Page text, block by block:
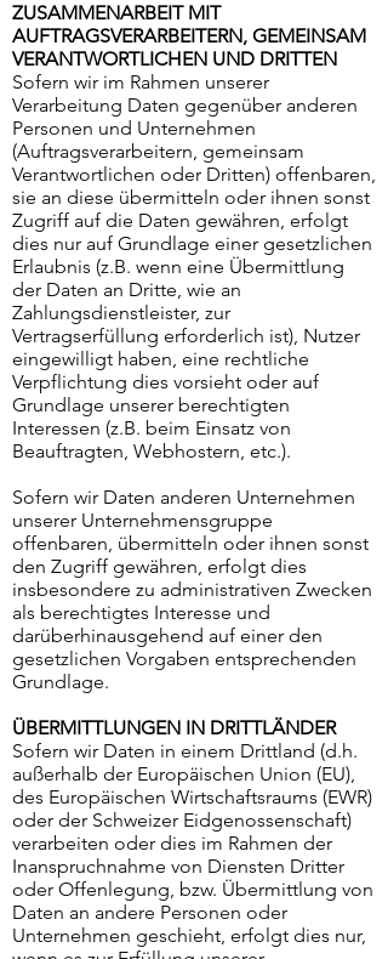
ZUSAMMENARBEIT MIT
AUFTRAGSVERARBEITERN, GEMEINSAM
VERANTWORTLICHEN UND DRITTEN
Sofern wir im Rahmen unserer
Verarbeitung Daten gegenüber anderen
Personen und Unternehmen
(Auftragsverarbeitern, gemeinsam
Verantwortlichen oder Dritten) offenbaren,
sie an diese übermitteln oder ihnen sonst
Zugriff auf die Daten gewähren, erfolgt
dies nur auf Grundlage einer gesetzlichen
Erlaubnis (z.B. wenn eine Übermittlung
der Daten an Dritte, wie an
Zahlungsdienstleister, zur
Vertragserfüllung erforderlich ist), Nutzer
eingewilligt haben, eine rechtliche
Verpflichtung dies vorsieht oder auf
Grundlage unserer berechtigten
Interessen (z.B. beim Einsatz von
Beauftragten, Webhostern, etc.).
Sofern wir Daten anderen Unternehmen
unserer Unternehmensgruppe
offenbaren, übermitteln oder ihnen sonst
den Zugriff gewähren, erfolgt dies
insbesondere zu administrativen Zwecken
als berechtigtes Interesse und
darüberhinausgehend auf einer den
gesetzlichen Vorgaben entsprechenden
Grundlage.
ÜBERMITTLUNGEN IN DRITTLÄNDER
Sofern wir Daten in einem Drittland (d.h.
außerhalb der Europäischen Union (EU),
des Europäischen Wirtschaftsraums (EWR)
oder der Schweizer Eidgenossenschaft)
verarbeiten oder dies im Rahmen der
Inanspruchnahme von Diensten Dritter
oder Offenlegung, bzw. Übermittlung von
Daten an andere Personen oder
Unternehmen geschieht, erfolgt dies nur,